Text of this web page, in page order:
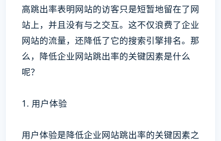
高跳出率表明网站的访客只是短暂地留在了网
站上，并且没有与之交互。这不仅浪费了企业
网站的流量，还降低了它的搜索引擎排名。那
么，降低企业网站跳出率的关键因素是什么
呢？
1. 用户体验
用户体验是降低企业网站跳出率的关键因素之